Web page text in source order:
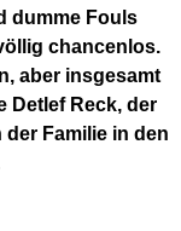
dumme Fouls
chancenlos.
aber insgesamt
Detlef Reck, der
Familie in den